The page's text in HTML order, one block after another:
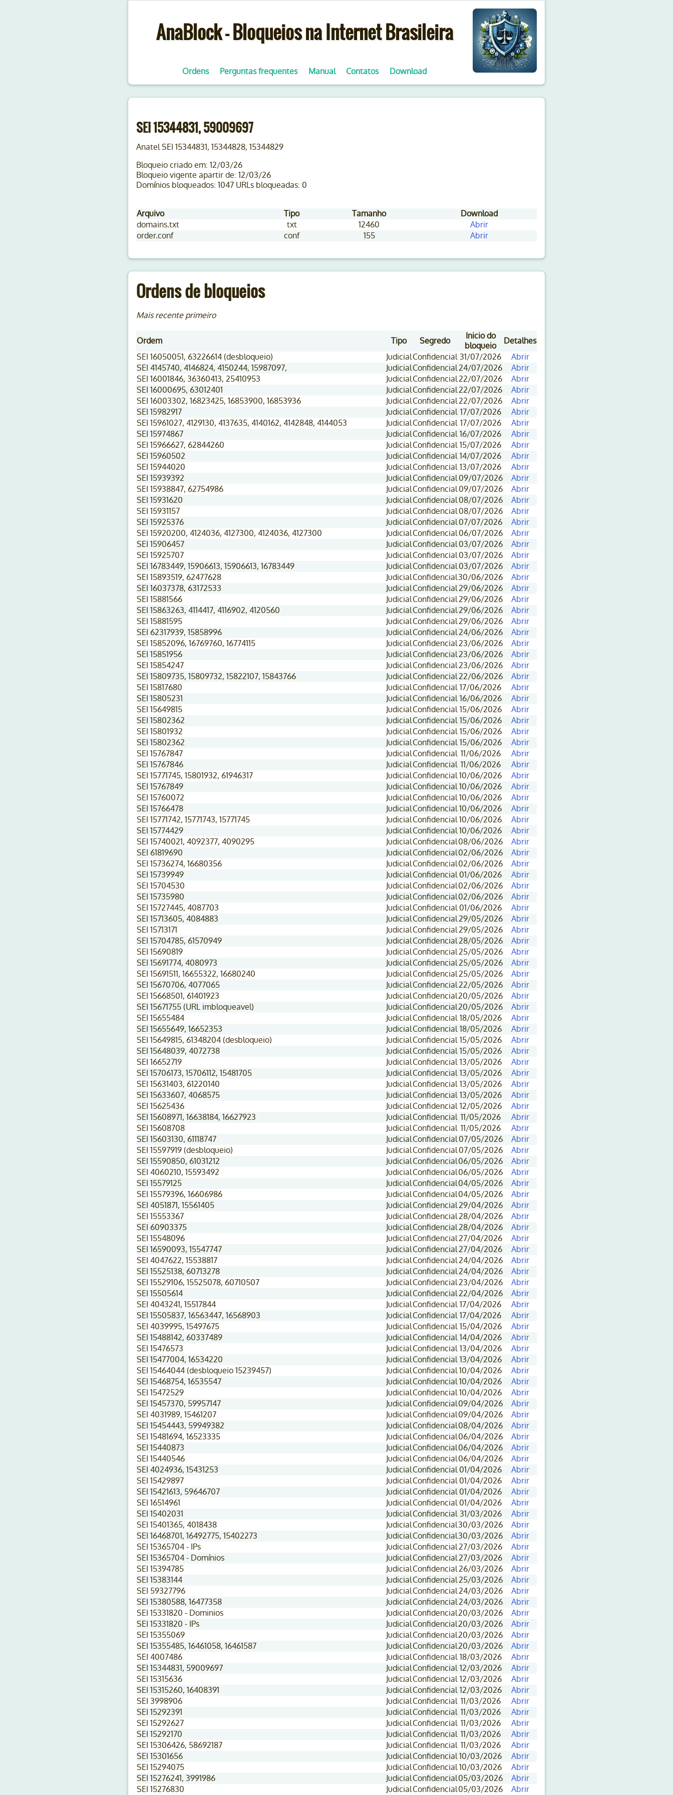
AnaBlock - Bloqueios na Internet Brasileira
Ordens Perguntas frequentes Manual Contatos Download
SEI 15344831, 59009697
Anatel SEI 15344831, 15344828, 15344829
Bloqueio criado em: 12/03/26
Bloqueio vigente apartir de: 12/03/26
Domínios bloqueados: 1047 URLs bloqueadas: 0
Arquivo Tipo Tamanho
Download
domains.txt
txt 12460
Abrir
order.conf
conf 155 Abrir
Ordens de bloqueios
Mais recente primeiro
Ordem Tipo Segredo
Inicio do
bloqueio
Detalhes
SEI 16050051, 63226614 (desbloqueio)
JudicialConfidencial 31/07/2026
Abrir
SEI 4145740, 4146824, 4150244, 15987097,
JudicialConfidencial24/07/2026
Abrir
SEI 16001846, 36360413, 25410953
JudicialConfidencial22/07/2026
Abrir
SEI 16000695, 63012401
JudicialConfidencial22/07/2026
Abrir
SEI 16003302, 16823425, 16853900, 16853936
JudicialConfidencial22/07/2026
Abrir
SEI 15982917
JudicialConfidencial 17/07/2026
Abrir
SEI 15961027, 4129130, 4137635, 4140162, 4142848, 4144053
JudicialConfidencial 17/07/2026
Abrir
SEI 15974867
JudicialConfidencial 16/07/2026
Abrir
SEI 15966627, 62844260
JudicialConfidencial 15/07/2026
Abrir
SEI 15960502
JudicialConfidencial 14/07/2026
Abrir
SEI 15944020
JudicialConfidencial 13/07/2026
Abrir
SEI 15939392
JudicialConfidencial09/07/2026
Abrir
SEI 15938847, 62754986
JudicialConfidencial09/07/2026
Abrir
SEI 15931620
JudicialConfidencial08/07/2026
Abrir
SEI 15931157
JudicialConfidencial08/07/2026
Abrir
SEI 15925376
JudicialConfidencial07/07/2026
Abrir
SEI 15920200, 4124036, 4127300, 4124036, 4127300
JudicialConfidencial06/07/2026
Abrir
SEI 15906457
JudicialConfidencial03/07/2026
Abrir
SEI 15925707
JudicialConfidencial03/07/2026
Abrir
SEI 16783449, 15906613, 15906613, 16783449
JudicialConfidencial03/07/2026
Abrir
SEI 15893519, 62477628
JudicialConfidencial30/06/2026
Abrir
SEI 16037378, 63172533
JudicialConfidencial29/06/2026
Abrir
SEI 15881566
JudicialConfidencial29/06/2026
Abrir
SEI 15863263, 4114417, 4116902, 4120560
JudicialConfidencial29/06/2026
Abrir
SEI 15881595
JudicialConfidencial29/06/2026
Abrir
SEI 62317939, 15858996
JudicialConfidencial24/06/2026
Abrir
SEI 15852096, 16769760, 16774115
JudicialConfidencial23/06/2026
Abrir
SEI 15851956
JudicialConfidencial23/06/2026
Abrir
SEI 15854247
JudicialConfidencial23/06/2026
Abrir
SEI 15809735, 15809732, 15822107, 15843766
JudicialConfidencial22/06/2026
Abrir
SEI 15817680
JudicialConfidencial 17/06/2026
Abrir
SEI 15805231
JudicialConfidencial 16/06/2026
Abrir
SEI 15649815
JudicialConfidencial 15/06/2026
Abrir
SEI 15802362
JudicialConfidencial 15/06/2026
Abrir
SEI 15801932
JudicialConfidencial 15/06/2026
Abrir
SEI 15802362
JudicialConfidencial 15/06/2026
Abrir
SEI 15767847
JudicialConfidencial 11/06/2026
Abrir
SEI 15767846
JudicialConfidencial 11/06/2026
Abrir
SEI 15771745, 15801932, 61946317
JudicialConfidencial10/06/2026
Abrir
SEI 15767849
JudicialConfidencial10/06/2026
Abrir
SEI 15760072
JudicialConfidencial10/06/2026
Abrir
SEI 15766478
JudicialConfidencial10/06/2026
Abrir
SEI 15771742, 15771743, 15771745
JudicialConfidencial10/06/2026
Abrir
SEI 15774429
JudicialConfidencial10/06/2026
Abrir
SEI 15740021, 4092377, 4090295
JudicialConfidencial08/06/2026
Abrir
SEI 61819690
JudicialConfidencial02/06/2026
Abrir
SEI 15736274, 16680356
JudicialConfidencial02/06/2026
Abrir
SEI 15739949
JudicialConfidencial01/06/2026
Abrir
SEI 15704530
JudicialConfidencial02/06/2026
Abrir
SEI 15735980
JudicialConfidencial02/06/2026
Abrir
SEI 15727445, 4087703
JudicialConfidencial01/06/2026
Abrir
SEI 15713605, 4084883
JudicialConfidencial29/05/2026
Abrir
SEI 15713171
JudicialConfidencial29/05/2026
Abrir
SEI 15704785, 61570949
JudicialConfidencial28/05/2026
Abrir
SEI 15690819
JudicialConfidencial25/05/2026
Abrir
SEI 15691774, 4080973
JudicialConfidencial25/05/2026
Abrir
SEI 15691511, 16655322, 16680240
JudicialConfidencial25/05/2026
Abrir
SEI 15670706, 4077065
JudicialConfidencial22/05/2026
Abrir
SEI 15668501, 61401923
JudicialConfidencial20/05/2026
Abrir
SEI 15671755 (URL imbloqueavel)
JudicialConfidencial20/05/2026
Abrir
SEI 15655484
JudicialConfidencial 18/05/2026
Abrir
SEI 15655649, 16652353
JudicialConfidencial 18/05/2026
Abrir
SEI 15649815, 61348204 (desbloqueio)
JudicialConfidencial 15/05/2026
Abrir
SEI 15648039, 4072738
JudicialConfidencial 15/05/2026
Abrir
SEI 16652719
JudicialConfidencial 13/05/2026
Abrir
SEI 15706173, 15706112, 15481705
JudicialConfidencial 13/05/2026
Abrir
SEI 15631403, 61220140
JudicialConfidencial 13/05/2026
Abrir
SEI 15633607, 4068575
JudicialConfidencial 13/05/2026
Abrir
SEI 15625436
JudicialConfidencial 12/05/2026
Abrir
SEI 15608971, 16638184, 16627923
JudicialConfidencial 11/05/2026
Abrir
SEI 15608708
JudicialConfidencial 11/05/2026
Abrir
SEI 15603130, 61118747
JudicialConfidencial07/05/2026
Abrir
SEI 15597919 (desbloqueio)
JudicialConfidencial07/05/2026
Abrir
SEI 15590850, 61031212
JudicialConfidencial06/05/2026
Abrir
SEI 4060210, 15593492
JudicialConfidencial06/05/2026
Abrir
SEI 15579125
JudicialConfidencial04/05/2026
Abrir
SEI 15579396, 16606986
JudicialConfidencial04/05/2026
Abrir
SEI 4051871, 15561405
JudicialConfidencial29/04/2026
Abrir
SEI 15553367
JudicialConfidencial28/04/2026
Abrir
SEI 60903375
JudicialConfidencial28/04/2026
Abrir
SEI 15548096
JudicialConfidencial27/04/2026
Abrir
SEI 16590093, 15547747
JudicialConfidencial27/04/2026
Abrir
SEI 4047622, 15538817
JudicialConfidencial24/04/2026
Abrir
SEI 15525138, 60713278
JudicialConfidencial24/04/2026
Abrir
SEI 15529106, 15525078, 60710507
JudicialConfidencial23/04/2026
Abrir
SEI 15505614
JudicialConfidencial22/04/2026
Abrir
SEI 4043241, 15517844
JudicialConfidencial 17/04/2026
Abrir
SEI 15505837, 16563447, 16568903
JudicialConfidencial 17/04/2026
Abrir
SEI 4039995, 15497675
JudicialConfidencial 15/04/2026
Abrir
SEI 15488142, 60337489
JudicialConfidencial 14/04/2026
Abrir
SEI 15476573
JudicialConfidencial 13/04/2026
Abrir
SEI 15477004, 16534220
JudicialConfidencial 13/04/2026
Abrir
SEI 15464044 (desbloqueio 15239457)
JudicialConfidencial10/04/2026
Abrir
SEI 15468754, 16535547
JudicialConfidencial10/04/2026
Abrir
SEI 15472529
JudicialConfidencial10/04/2026
Abrir
SEI 15457370, 59957147
JudicialConfidencial09/04/2026
Abrir
SEI 4031989, 15461207
JudicialConfidencial09/04/2026
Abrir
SEI 15454443, 59949382
JudicialConfidencial08/04/2026
Abrir
SEI 15481694, 16523335
JudicialConfidencial06/04/2026
Abrir
SEI 15440873
JudicialConfidencial06/04/2026
Abrir
SEI 15440546
JudicialConfidencial06/04/2026
Abrir
SEI 4024936, 15431253
JudicialConfidencial01/04/2026
Abrir
SEI 15429897
JudicialConfidencial01/04/2026
Abrir
SEI 15421613, 59646707
JudicialConfidencial01/04/2026
Abrir
SEI 16514961
JudicialConfidencial01/04/2026
Abrir
SEI 15402031
JudicialConfidencial 31/03/2026
Abrir
SEI 15401365, 4018438
JudicialConfidencial30/03/2026
Abrir
SEI 16468701, 16492775, 15402273
JudicialConfidencial30/03/2026
Abrir
SEI 15365704 - IPs
JudicialConfidencial27/03/2026
Abrir
SEI 15365704 - Domínios
JudicialConfidencial27/03/2026
Abrir
SEI 15394785
JudicialConfidencial26/03/2026
Abrir
SEI 15383144
JudicialConfidencial25/03/2026
Abrir
SEI 59327796
JudicialConfidencial24/03/2026
Abrir
SEI 15380588, 16477358
JudicialConfidencial24/03/2026
Abrir
SEI 15331820 - Dominios
JudicialConfidencial20/03/2026
Abrir
SEI 15331820 - IPs
JudicialConfidencial20/03/2026
Abrir
SEI 15355069
JudicialConfidencial20/03/2026
Abrir
SEI 15355485, 16461058, 16461587
JudicialConfidencial20/03/2026
Abrir
SEI 4007486
JudicialConfidencial 18/03/2026
Abrir
SEI 15344831, 59009697
JudicialConfidencial 12/03/2026
Abrir
SEI 15315636
JudicialConfidencial 12/03/2026
Abrir
SEI 15315260, 16408391
JudicialConfidencial 12/03/2026
Abrir
SEI 3998906
JudicialConfidencial 11/03/2026
Abrir
SEI 15292391
JudicialConfidencial 11/03/2026
Abrir
SEI 15292627
JudicialConfidencial 11/03/2026
Abrir
SEI 15292170
JudicialConfidencial 11/03/2026
Abrir
SEI 15306426, 58692187
JudicialConfidencial 11/03/2026
Abrir
SEI 15301656
JudicialConfidencial10/03/2026
Abrir
SEI 15294075
JudicialConfidencial10/03/2026
Abrir
SEI 15276241, 3991986
JudicialConfidencial05/03/2026
Abrir
SEI 15276830
JudicialConfidencial05/03/2026
Abrir